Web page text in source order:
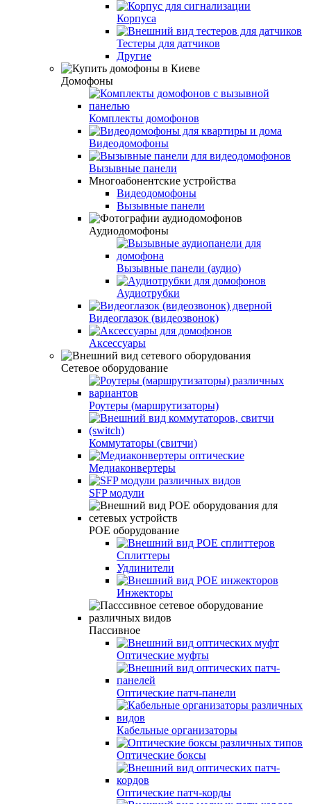
Корпуса
Тестеры для датчиков
Другие
Домофоны
Комплекты домофонов
Видеодомофоны
Вызывные панели
Многоабонентские устройства
Видеодомофоны
Вызывные панели
Аудиодомофоны
Вызывные панели (аудио)
Аудиотрубки
Видеоглазок (видеозвонок)
Аксессуары
Сетевое оборудование
Роутеры (маршрутизаторы)
Коммутаторы (свитчи)
Медиаконвертеры
SFP модули
POE оборудование
Сплиттеры
Удлинители
Инжекторы
Пассивное
Оптические муфты
Оптические патч-панели
Кабельные организаторы
Оптические боксы
Оптические патч-корды